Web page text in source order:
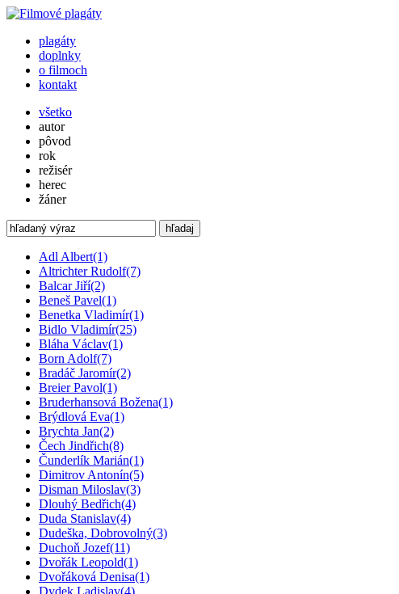
plagáty
doplnky
o filmoch
kontakt
všetko
autor
pôvod
rok
režisér
herec
žáner
hľadaj
Adl Albert(1)
Altrichter Rudolf(7)
Balcar Jiří(2)
Beneš Pavel(1)
Benetka Vladimír(1)
Bidlo Vladimír(25)
Bláha Václav(1)
Born Adolf(7)
Bradáč Jaromír(2)
Breier Pavol(1)
Bruderhansová Božena(1)
Brýdlová Eva(1)
Brychta Jan(2)
Čech Jindřich(8)
Čunderlík Marián(1)
Dimitrov Antonín(5)
Disman Miloslav(3)
Dlouhý Bedřich(4)
Duda Stanislav(4)
Dudeška, Dobrovolný(3)
Duchoň Jozef(11)
Dvořák Leopold(1)
Dvořáková Denisa(1)
Dydek Ladislav(4)